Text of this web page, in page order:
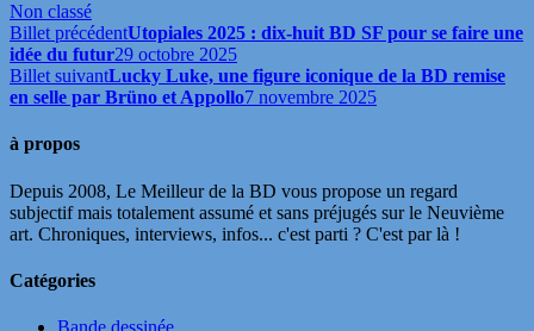
Non classé
Billet précédentUtopiales 2025 : dix-huit BD SF pour se faire une
idée du futur29 octobre 2025
Billet suivantLucky Luke, une figure iconique de la BD remise
en selle par Brüno et Appollo7 novembre 2025
à propos
Depuis 2008, Le Meilleur de la BD vous propose un regard
subjectif mais totalement assumé et sans préjugés sur le Neuvième
art. Chroniques, interviews, infos... c'est parti ? C'est par là !
Catégories
Bande dessinée